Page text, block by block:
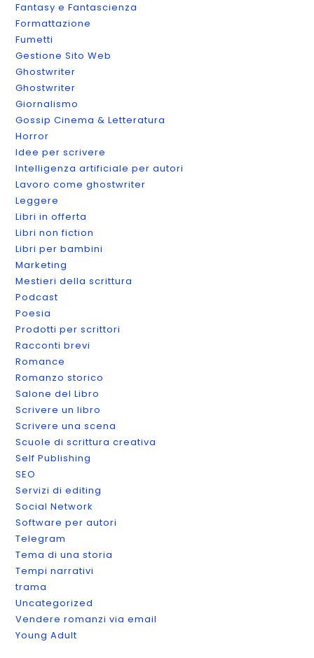
Fantasy e Fantascienza
Formattazione
Fumetti
Gestione Sito Web
Ghostwriter
Ghostwriter
Giornalismo
Gossip Cinema & Letteratura
Horror
Idee per scrivere
Intelligenza artificiale per autori
Lavoro come ghostwriter
Leggere
Libri in offerta
Libri non fiction
Libri per bambini
Marketing
Mestieri della scrittura
Podcast
Poesia
Prodotti per scrittori
Racconti brevi
Romance
Romanzo storico
Salone del Libro
Scrivere un libro
Scrivere una scena
Scuole di scrittura creativa
Self Publishing
SEO
Servizi di editing
Social Network
Software per autori
Telegram
Tema di una storia
Tempi narrativi
trama
Uncategorized
Vendere romanzi via email
Young Adult